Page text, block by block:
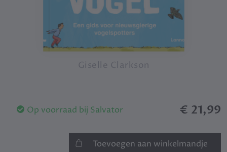
Giselle Clarkson
€ 21,99
Op voorraad bij Salvator
Toevoegen aan winkelmandje